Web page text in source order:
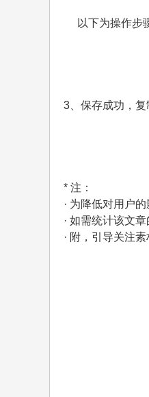
以下为操作步
3、保存成功，
* 注：
· 为降低对用户
· 如需统计该文
· 附，引导关注素